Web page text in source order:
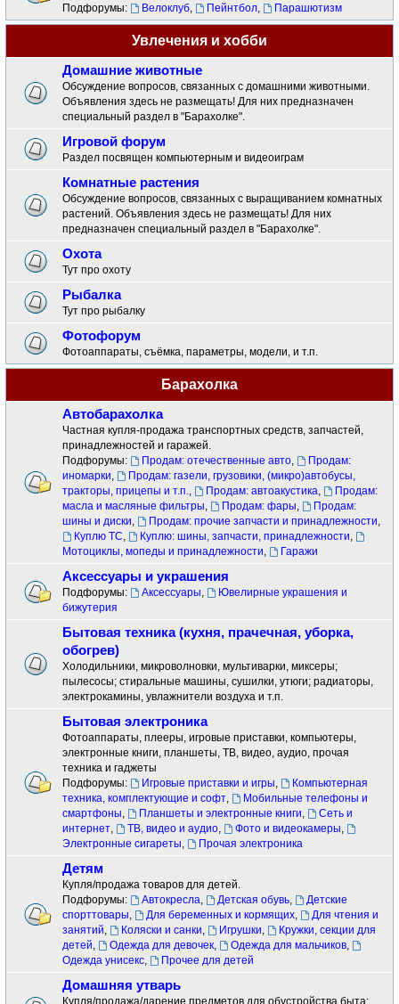
Подфорумы:
Велоклуб, Пейнтбол, Парашютизм
Увлечения и хобби
Домашние животные
Обсуждение вопросов, связанных с домашними животными.
Объявления здесь не размещать! Для них предназначен
специальный раздел в "Барахолке".
Игровой форум
Раздел посвящен компьютерным и видеоиграм
Комнатные растения
Обсуждение вопросов, связанных с выращиванием комнатных
растений. Объявления здесь не размещать! Для них
предназначен специальный раздел в "Барахолке".
Охота
Тут про охоту
Рыбалка
Тут про рыбалку
Фотофорум
Фотоаппараты, съёмка, параметры, модели, и т.п.
Барахолка
Автобарахолка
Частная купля-продажа транспортных средств, запчастей,
принадлежностей и гаражей.
Подфорумы:
Продам: отечественные авто,
Продам:
иномарки,
Продам: газели, грузовики, (микро)автобусы,
тракторы, прицепы и т.п., Продам: автоакустика,
Продам:
масла и масляные фильтры, Продам: фары,
Продам:
шины и диски, Продам: прочие запчасти и принадлежности,
Куплю ТС, Куплю: шины, запчасти, принадлежности,
Мотоциклы, мопеды и принадлежности, Гаражи
Аксессуары и украшения
Подфорумы: Аксессуары,
Ювелирные украшения и
бижутерия
Бытовая техника (кухня, прачечная, уборка,
обогрев)
Холодильники, микроволновки, мультиварки, миксеры;
пылесосы; стиральные машины, сушилки, утюги; радиаторы,
электрокамины, увлажнители воздуха и т.п.
Бытовая электроника
Фотоаппараты, плееры, игровые приставки, компьютеры,
электронные книги, планшеты, ТВ, видео, аудио, прочая
техника и гаджеты
Подфорумы:
Игровые приставки и игры,
Компьютерная
техника, комплектующие и софт,
Мобильные телефоны и
смартфоны, Планшеты и электронные книги,
Сеть и
интернет, ТВ, видео и аудио, Фото и видеокамеры,
Электронные сигареты, Прочая электроника
Детям
Купля/продажа товаров для детей.
Подфорумы:
Автокресла, Детская обувь,
Детские
спорттовары, Для беременных и кормящих,
Для чтения и
занятий, Коляски и санки, Игрушки,
Кружки, секции для
детей, Одежда для девочек, Одежда для мальчиков,
Одежда унисекс, Прочее для детей
Домашняя утварь
Купля/продажа/дарение предметов для обустройства быта: